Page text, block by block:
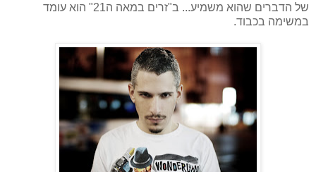
של הדברים שהוא משמיע... ב"זרים במאה ה21" הוא עומד
במשימה בכבוד.